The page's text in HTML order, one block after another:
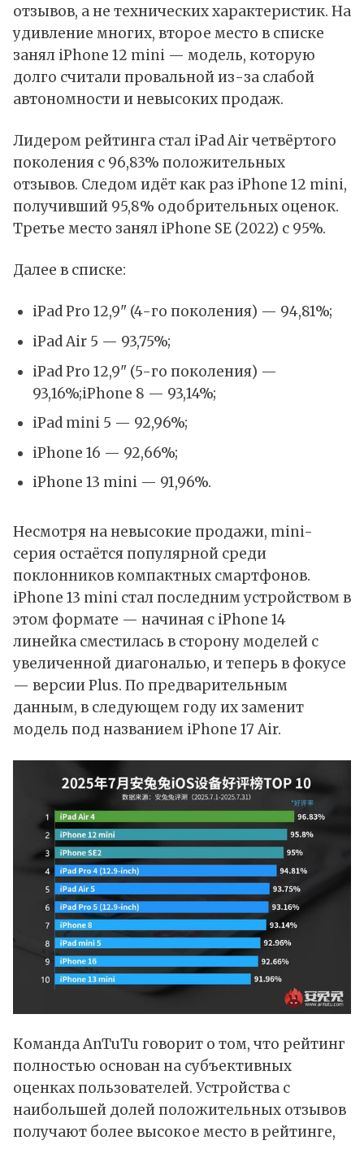
отзывов, а не технических характеристик. На
удивление многих, второе место в списке
занял iPhone 12 mini — модель, которую
долго считали провальной из-за слабой
автономности и невысоких продаж.
Лидером рейтинга стал iPad Airчетвёртого
поколения с 96,83% положительных
отзывов. Следом идёт как раз iPhone 12 mini,
получивший 95,8% одобрительных оценок.
Третье место занял iPhone SE (2022) с 95%.
Далее в списке:
iPad Pro 12,9" (4-го поколения) — 94,81%;
iPad Air 5 — 93,75%;
iPad Pro 12,9" (5-го поколения) —
93,16%;iPhone 8 — 93,14%;
iPad mini 5 — 92,96%;
iPhone 16 — 92,66%;
iPhone 13 mini — 91,96%.
Несмотря на невысокие продажи, mini-
серия остаётся популярной среди
поклонников компактных смартфонов.
iPhone 13 mini стал последним устройством в
этом формате — начиная с iPhone 14
линейка сместилась в сторону моделей с
увеличенной диагональю, и теперь в фокусе
— версии Plus. По предварительным
данным, в следующем году их заменит
модель под названием iPhone 17 Air.
Команда AnTuTu говорит о том, что рейтинг
полностью основан на субъективных
оценках пользователей. Устройства с
наибольшей долей положительных отзывов
получают более высокое место в рейтинге,